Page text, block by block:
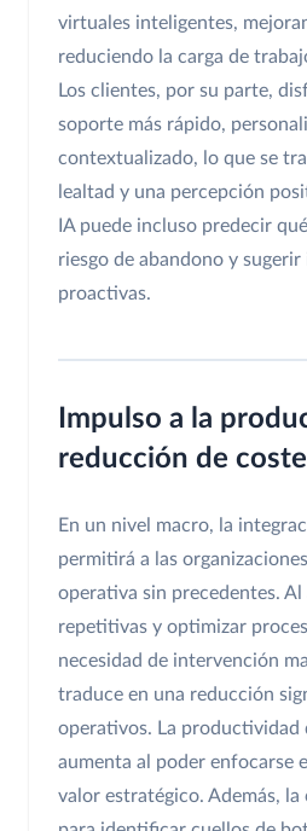
virtuales inteligentes,
reduciendo la carga de
Los clientes, por su parte,
soporte más rápido,
contextualizado, lo que se
lealtad y una percepción
IA puede incluso predecir
riesgo de abandono y
proactivas.
Impulso a la
reducción de
En un nivel macro, la
permitirá a las
operativa sin precedentes.
repetitivas y optimizar
necesidad de intervención
traduce en una reducción
operativos. La productividad
aumenta al poder enfocarse
valor estratégico. Además, la